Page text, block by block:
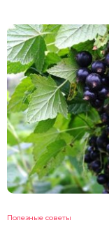
Полезные советы